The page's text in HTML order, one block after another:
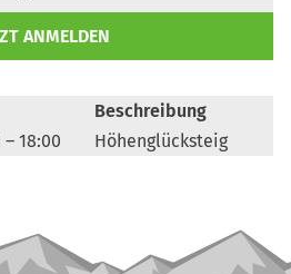
ANMELDEN
Beschreibung
– 18:00 Höhenglücksteig